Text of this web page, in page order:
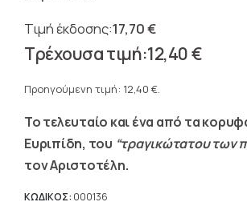
17,70€
Original
price
17,70 €.
12,40€
τρέχουσα
είναι:
12,40 €.
Προηγούμενη τιμή: 12,40 €.
Το τελευταίο και ένα από τα
Ευριπίδη, του “τραγικώτατου των
τον Αριστοτέλη.
ΚΩΔΙΚΟΣ: 000136